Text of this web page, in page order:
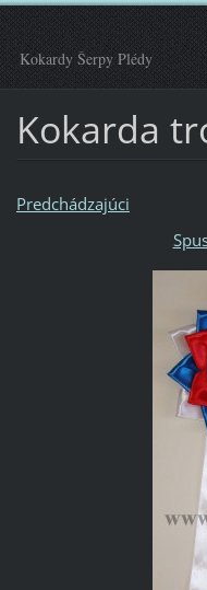
Kokardy Šerpy Plédy
Kokarda
Predchádzajúci